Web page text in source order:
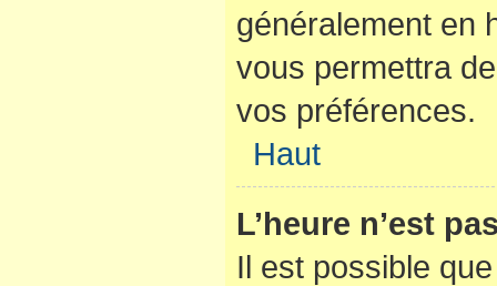
généralement en
vous permettra
vos préférences.
Haut
L’heure n’est
Il est possible